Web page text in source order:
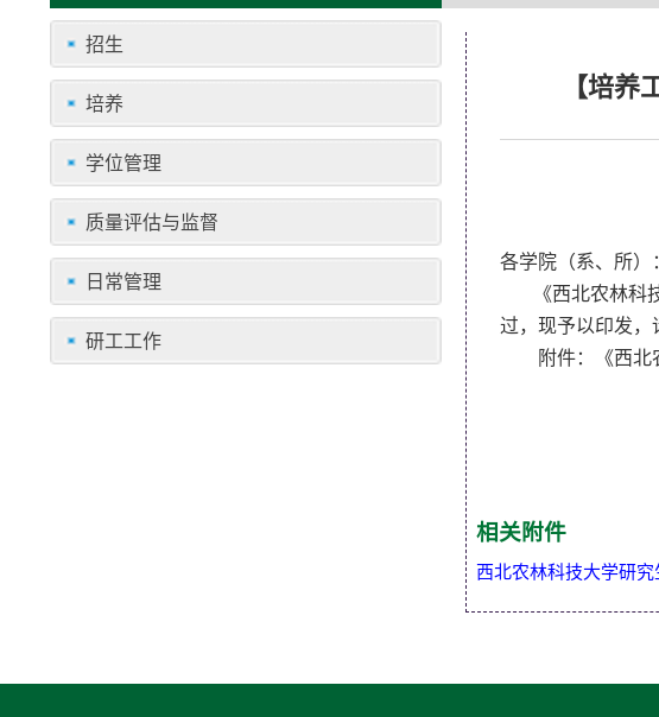
招生
培养
学位管理
质量评估与监督
日常管理
研工工作
【培
各学院（系、所）：
《西北农林科技
过，现予以印发，
附件：《西北农
相关附件
西北农林科技大学研